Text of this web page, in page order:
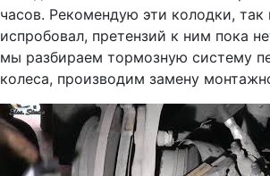
часов. Рекомендую эти колодки, так
испробовал, претензий к ним пока
мы разбираем тормозную систему
колеса, производим замену